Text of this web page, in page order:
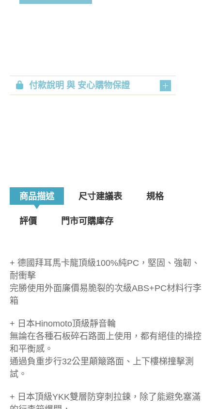
付款說明 與 安心購物保證
商品描述 尺寸建議表 規格
評價 門市可購庫存
+ 德國拜耳馬卡龍頂級100%純PC，堅固、強韌、
耐衝擊
完勝使用外面廉價易脆裂的次級ABS+PC材料行李
箱
+ 日本Hinomoto頂級靜音輪
無論在各種石板碎石路面上使用，都有絕佳的操控
和平衡感。
通過負重步行32公里顛簸路面、上下樓梯撞擊測
試。
+ 日本頂級YKK雙層防穿刺拉鍊，除了能避免塞滿